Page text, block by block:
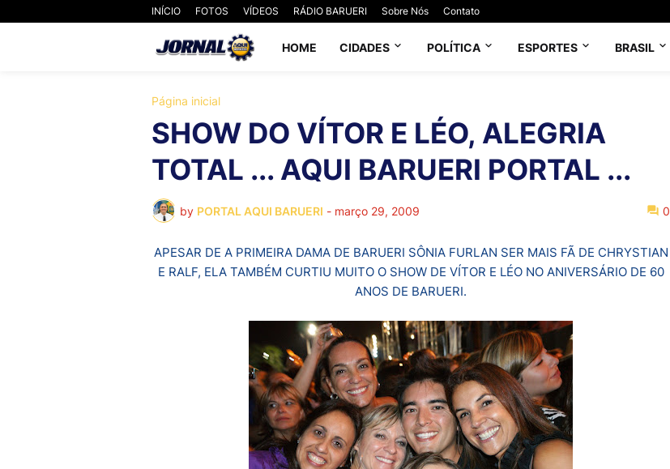
INÍCIO FOTOS VÍDEOS RÁDIO BARUERI Sobre Nós Contato
HOME CIDADES POLÍTICA ESPORTES BRASIL
Página inicial
SHOW DO VÍTOR E LÉO, ALEGRIA
TOTAL ... AQUI BARUERI PORTAL ...
by PORTAL AQUI BARUERI - março 29, 2009 0
APESAR DE A PRIMEIRA DAMA DE BARUERI SÔNIA FURLAN SER MAIS FÃ DE CHRYSTIAN
E RALF, ELA TAMBÉM CURTIU MUITO O SHOW DE VÍTOR E LÉO NO ANIVERSÁRIO DE 60
ANOS DE BARUERI.